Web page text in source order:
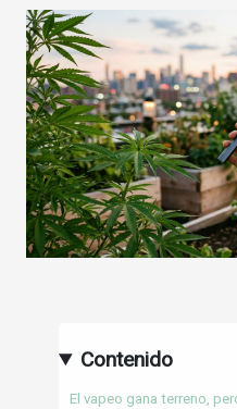
Contenido
El vapeo gana terreno,